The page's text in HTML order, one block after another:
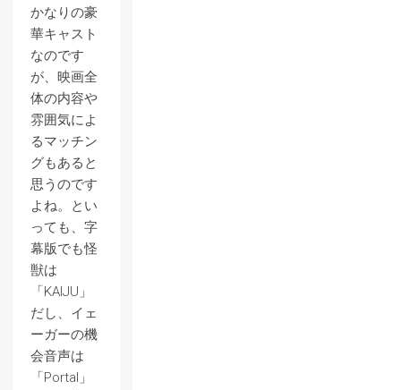
かなりの豪
華キャスト
なのです
が、映画全
体の内容や
雰囲気によ
るマッチン
グもあると
思うのです
よね。とい
っても、字
幕版でも怪
獣は
「KAIJU」
だし、イェ
ーガーの機
会音声は
「Portal」